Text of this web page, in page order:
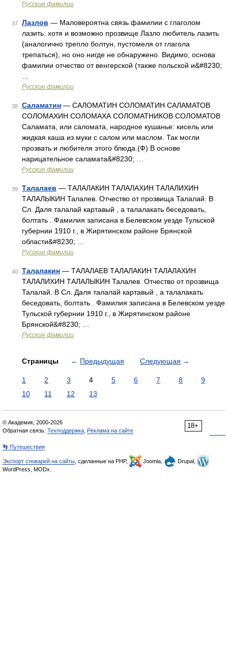
Русские фамилии
37 Лазлов — Маловероятна связь фамилии с глаголом
лазить: хотя и возможно прозвище Лазло любитель лазить
(аналогично трепло болтун, пустомеля от глагола
трепаться), но оно нигде не обнаружено. Видимо, основа
фамилии отчество от венгерской (также польской и&#8230;
Русские фамилии
38 Саламатин — САЛОМАТИН СОЛОМАТИН САЛАМАТОВ
СОЛОМАХИН СОЛОМАХА СОЛОМАТНИКОВ СОЛОМАТОВ
Саламата, или саломата, народное кушанье: кисель или
жидкая каша из муки с салом или маслом. Так могли
прозвать и любителя этого блюда.(Ф) В основе
нарицательное саламата&#8230; …
Русские фамилии
39 Талалаев — ТАЛАЛАКИН ТАЛАЛАХИН ТАЛАЛИХИН
ТАЛАЛЫКИН Талалев. Отчество от прозвища Талалай. В
Сл. Даля талалай картавый , а талалакать беседовать,
болтать . Фамилия записана в Белевском уезде Тульской
губернии 1910 г., в Жирятинском районе Брянской
области&#8230; …
Русские фамилии
40 Талалакин — ТАЛАЛАЕВ ТАЛАЛАКИН ТАЛАЛАХИН
ТАЛАЛИХИН ТАЛАЛЫКИН Талалев. Отчество от прозвища
Талалай. В Сл. Даля талалай картавый , а талалакать
беседовать, болтать . Фамилия записана в Белевском уезде
Тульской губернии 1910 г., в Жирятинском районе
Брянской&#8230; …
Русские фамилии
Страницы ← Предыдущая Следующая →
1 2 3 4 5 6 7 8
9
10
11 12 13
18+
© Академик, 2000-2026
Обратная связь: Техподдержка Реклама на сайте
👣 Путешествия
Экспорт словарей на сайты , сделанные на PHP, Joomla,
Drupal,
WordPress, MODx.